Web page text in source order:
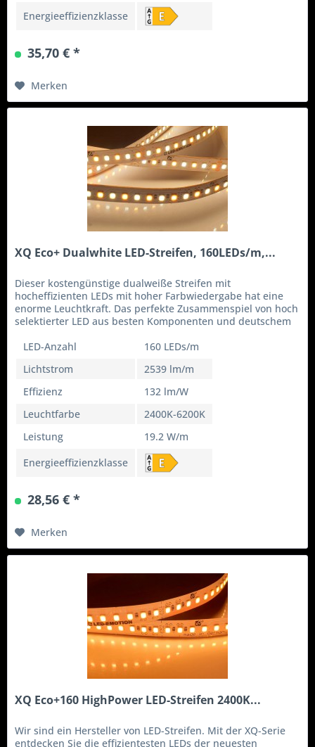
Energieeffizienzklasse
35,70 € *
Merken
XQ Eco+ Dualwhite LED-Streifen, 160LEDs/m,...
Dieser kostengünstige dualweiße Streifen mit
hocheffizienten LEDs mit hoher Farbwiedergabe hat eine
enorme Leuchtkraft. Das perfekte Zusammenspiel von hoch
selektierter LED aus besten Komponenten und deutschem
LED-Anzahl
160 LEDs/m
Lichtstrom
2539 lm/m
Effizienz
132 lm/W
Leuchtfarbe
2400K-6200K
Leistung
19.2 W/m
Energieeffizienzklasse
28,56 € *
Merken
XQ Eco+160 HighPower LED-Streifen 2400K...
Wir sind ein Hersteller von LED-Streifen. Mit der XQ-Serie
entdecken Sie die effizientesten LEDs der neuesten